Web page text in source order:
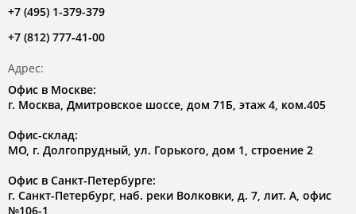
+7 (495) 1-379-379
+7 (812) 777-41-00
Адрес:
Офис в Москве:
г. Москва, Дмитровское шоссе, дом 71Б, этаж 4, ком.405
Офис-склад:
МО, г. Долгопрудный, ул. Горького, дом 1, строение 2
Офис в Санкт-Петербурге:
г. Санкт-Петербург, наб. реки Волковки, д. 7, лит. А, офис
№106-1